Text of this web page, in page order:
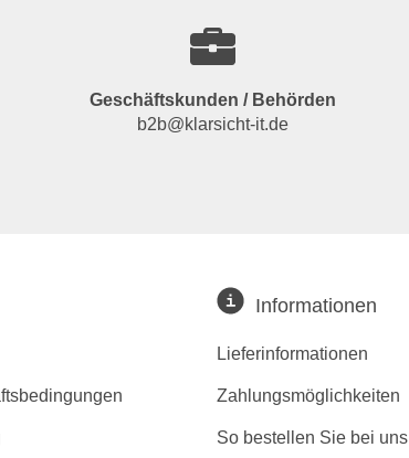
Geschäftskunden / Behörden
b2b@klarsicht-it.de
Informationen
Lieferinformationen
Zahlungsmöglichkeiten
So bestellen Sie bei uns